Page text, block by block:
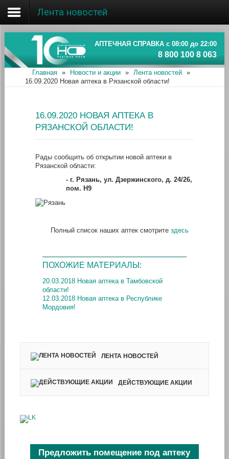
Главная
Об ассоциации
Наши аптеки
Информация
Лента новостей
АПТЕЧНАЯ СПРАВКА с 08:00 до 22:00
8 800 100 8 063
Главная » Новости и акции » Лента новостей
»
16.09.2020 Новая аптека в Рязанской области!
16.09.2020 НОВАЯ АПТЕКА В
РЯЗАНСКОЙ ОБЛАСТИ!
Рады сообщить об открытии новой аптеки в
Рязанской области:
- г. Рязань, ул. Дзержинского, д. 24/26,
пом. Н9
Полный список наших аптек смотрите здесь
ПОХОЖИЕ МАТЕРИАЛЫ:
20.03.2018 Новая аптека в Тамбовской
области!
12.03.2018 Новая аптека в Республике
Мордовия!
ЛЕНТА НОВОСТЕЙ
ДЕЙСТВУЮЩИЕ АКЦИИ
Предложить помещение под аптеку